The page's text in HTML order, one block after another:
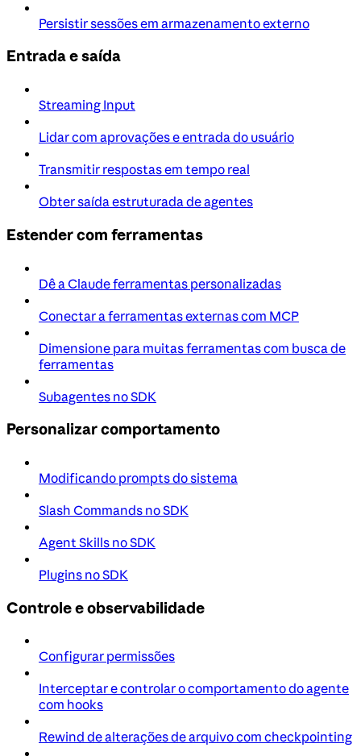
Persistir sessões em armazenamento externo
Entrada e saída
Streaming Input
Lidar com aprovações e entrada do usuário
Transmitir respostas em tempo real
Obter saída estruturada de agentes
Estender com ferramentas
Dê a Claude ferramentas personalizadas
Conectar a ferramentas externas com MCP
Dimensione para muitas ferramentas com busca de
ferramentas
Subagentes no SDK
Personalizar comportamento
Modificando prompts do sistema
Slash Commands no SDK
Agent Skills no SDK
Plugins no SDK
Controle e observabilidade
Configurar permissões
Interceptar e controlar o comportamento do agente
com hooks
Rewind de alterações de arquivo com checkpointing